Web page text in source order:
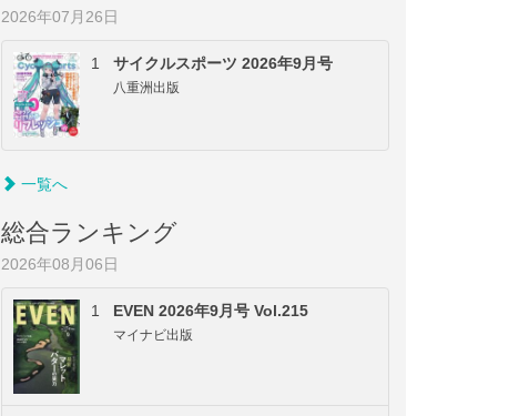
2026年07月26日
1 サイクルスポーツ 2026年9月号
八重洲出版
一覧へ
総合ランキング
2026年08月06日
1 EVEN 2026年9月号 Vol.215
マイナビ出版